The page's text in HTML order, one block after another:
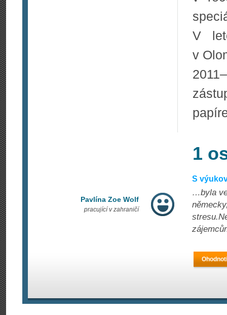
V
v
1
Pavlína Zoe Wolf
pracující v zahraničí
S
…byla